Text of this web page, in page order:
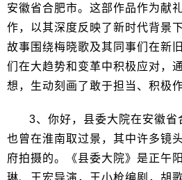
安徽省合肥市。这部作品作为献
作，以其深度反映了新时代背景
故事围绕梅晓歌及其同事们在新
们在大趋势和变革中积极应对，
想，生动刻画了敢于担当、积极
3、你好，县委大院在安徽省
也曾在淮南取过景，其中许多镜
府拍摄的。《县委大院》是正午
琳、王宏导演，王小枪编剧，胡